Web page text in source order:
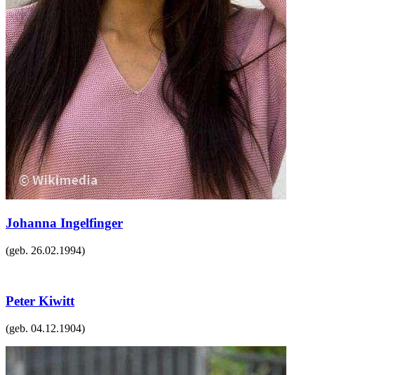
Johanna Ingelfinger
(geb. 26.02.1994)
Peter Kiwitt
(geb. 04.12.1904)